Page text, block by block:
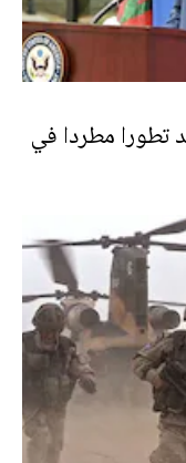
تطورا مطردا في